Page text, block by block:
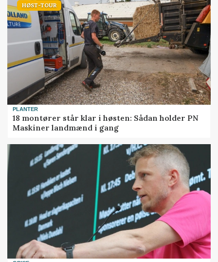
HØST-TOUR
PLANTER
18 montører står klar i høsten: Sådan holder PN
Maskiner landmænd i gang